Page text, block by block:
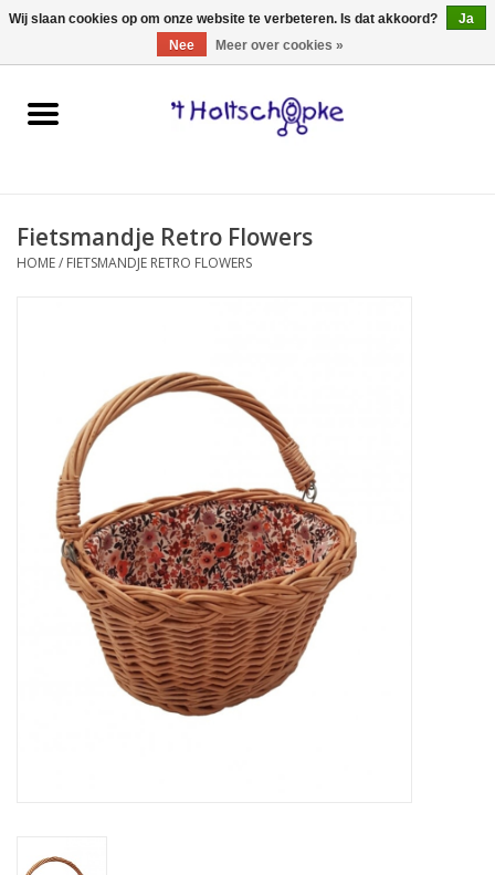
0 Artikelen - €0,00
Home
spellen
hebbedingen
kinderkamer
eten & drinken
Merken
Fietsmandje Retro Flowers
HOME/ FIETSMANDJE RETRO FLOWERS
Wij slaan cookies op om onze website te verbeteren. Is dat akkoord?
Ja
Nee
Meer over cookies »